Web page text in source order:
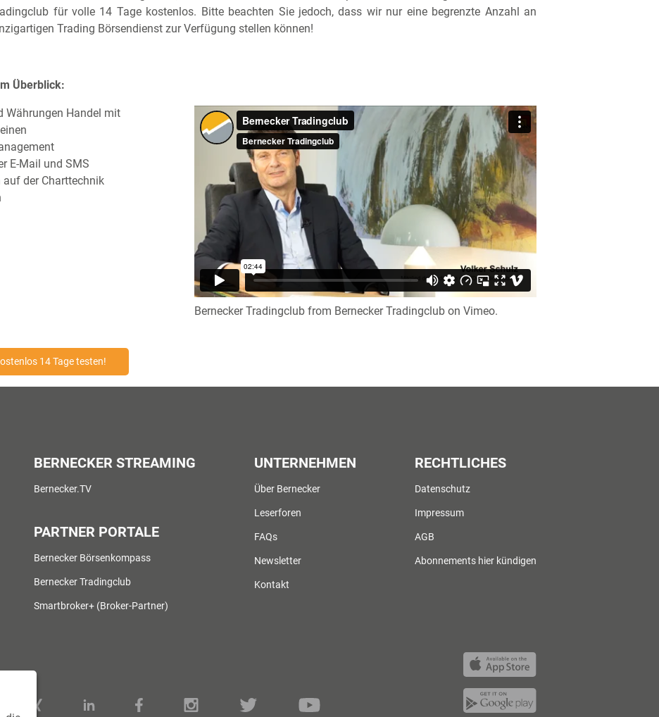
für volle 14 Tage kostenlos. Bitte beachten Sie jedoch, dass wir nur eine begrenzte Anzahl an
Trading Börsendienst zur Verfügung stellen können!
Überblick:
Währungen Handel mit
E-Mail und SMS
auf der Charttechnik
Bernecker Tradingclub from Bernecker Tradingclub on Vimeo.
14 Tage testen!
BERNECKER STREAMING
Bernecker.TV
PARTNER PORTALE
Bernecker Börsenkompass
Bernecker Tradingclub
Smartbroker+ (Broker-Partner)
UNTERNEHMEN
Über Bernecker
Leserforen
FAQs
Newsletter
Kontakt
RECHTLICHES
Datenschutz
Impressum
AGB
Abonnements hier kündigen